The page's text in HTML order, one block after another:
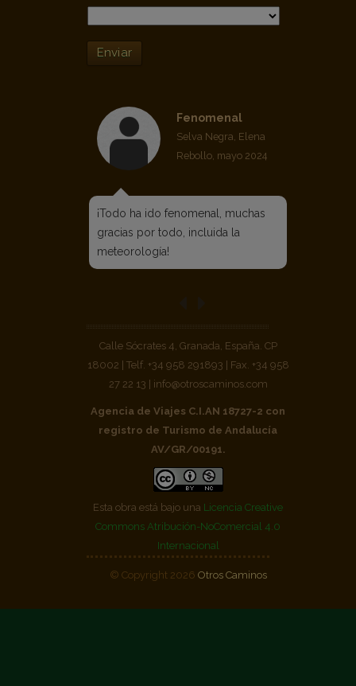
Enviar
Fenomenal
Selva Negra, Elena
Rebollo, mayo 2024
¡Todo ha ido fenomenal, muchas
gracias por todo, incluida la
meteorología!
Calle Sócrates 4, Granada, España. CP
18002 | Telf. +34 958 291893 | Fax. +34 958
27 22 13 | info@otroscaminos.com
Agencia de Viajes C.I.AN 18727-2 con
registro de Turismo de Andalucía
AV/GR/00191.
Esta obra está bajo una Licencia Creative
Commons Atribución-NoComercial 4.0
Internacional
© Copyright 2026 Otros Caminos